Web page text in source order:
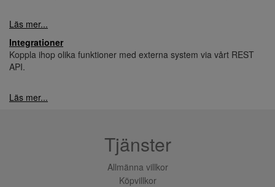
Läs mer...
Integrationer
Koppla ihop olika funktioner med externa system via vårt REST
API.
Läs mer...
Tjänster
Allmänna villkor
Köpvillkor